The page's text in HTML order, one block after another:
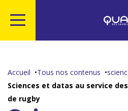
contenu
Accueil Tous nos contenus
Sciences et datas au service
de rugby